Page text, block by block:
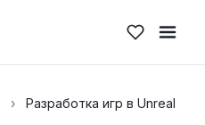
›
Разработка игр в Unreal